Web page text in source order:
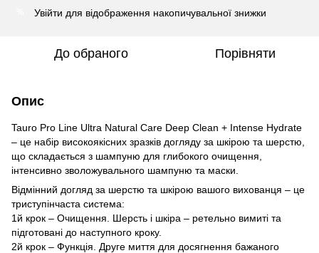
Увійти для відображення накопичувальної знижки
До обраного Порівняти
Опис
Tauro Pro Line Ultra Natural Care Deep Clean + Intense Hydrate
– це набір високоякісних зразків догляду за шкірою та шерстю,
що складається з шампуню для глибокого очищення,
інтенсивно зволожувального шампуню та маски.
Відмінний догляд за шерстю та шкірою вашого вихованця – це
триступінчаста система:
1й крок – Очищення. Шерсть і шкіра – ретельно вимиті та
підготовані до наступного кроку.
2й крок – Функція. Друге миття для досягнення бажаного